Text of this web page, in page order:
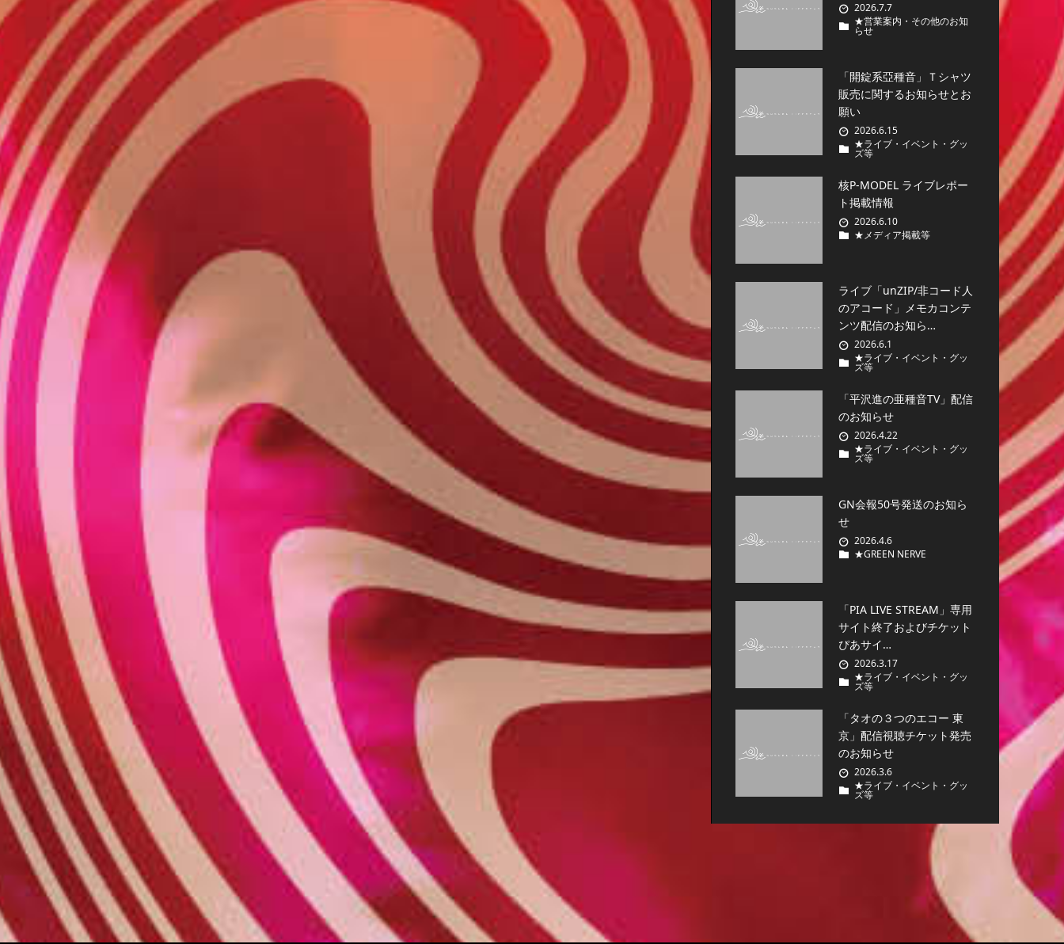
2026.7.7
★営業案内・その他のお知
らせ
「開錠系亞種音」Ｔシャツ
販売に関するお知らせとお
願い
2026.6.15
★ライブ・イベント・グッ
ズ等
核P-MODEL ライブレポー
ト掲載情報
2026.6.10
★メディア掲載等
ライブ「unZIP/非コード人
のアコード」メモカコンテ
ンツ配信のお知ら…
2026.6.1
★ライブ・イベント・グッ
ズ等
「平沢進の亜種音TV」配信
のお知らせ
2026.4.22
★ライブ・イベント・グッ
ズ等
GN会報50号発送のお知ら
せ
2026.4.6
★GREEN NERVE
「PIA LIVE STREAM」専用
サイト終了およびチケット
ぴあサイ…
2026.3.17
★ライブ・イベント・グッ
ズ等
「タオの３つのエコー 東
京」配信視聴チケット発売
のお知らせ
2026.3.6
★ライブ・イベント・グッ
ズ等